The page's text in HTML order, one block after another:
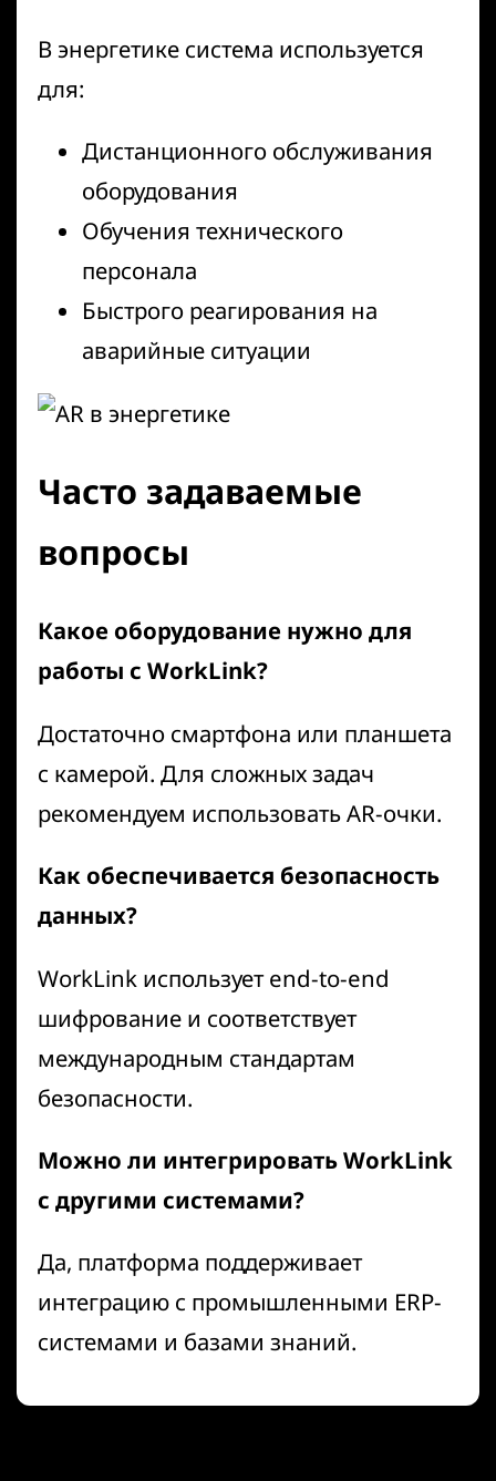
В энергетике система используется
для:
Дистанционного обслуживания
оборудования
Обучения технического
персонала
Быстрого реагирования на
аварийные ситуации
Часто задаваемые
вопросы
Какое оборудование нужно для
работы с WorkLink?
Достаточно смартфона или планшета
с камерой. Для сложных задач
рекомендуем использовать AR-очки.
Как обеспечивается безопасность
данных?
WorkLink использует end-to-end
шифрование и соответствует
международным стандартам
безопасности.
Можно ли интегрировать WorkLink
с другими системами?
Да, платформа поддерживает
интеграцию с промышленными ERP-
системами и базами знаний.